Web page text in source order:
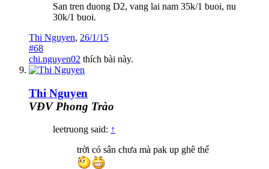
San tren duong D2, vang lai nam 35k/1 buoi, nu
30k/1 buoi.
Thi Nguyen, 26/1/15
#68
chi.nguyen02 thích bài này.
Thi Nguyen
VĐV Phong Trào
leetruong said: ↑
trời có sân chưa mà pak up ghê thế